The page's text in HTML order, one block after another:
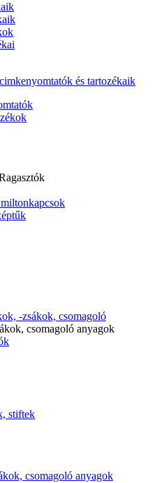
és tartozékaik
-zsákok, csomagoló
csomagoló anyagok
stiftek
csomagoló anyagok